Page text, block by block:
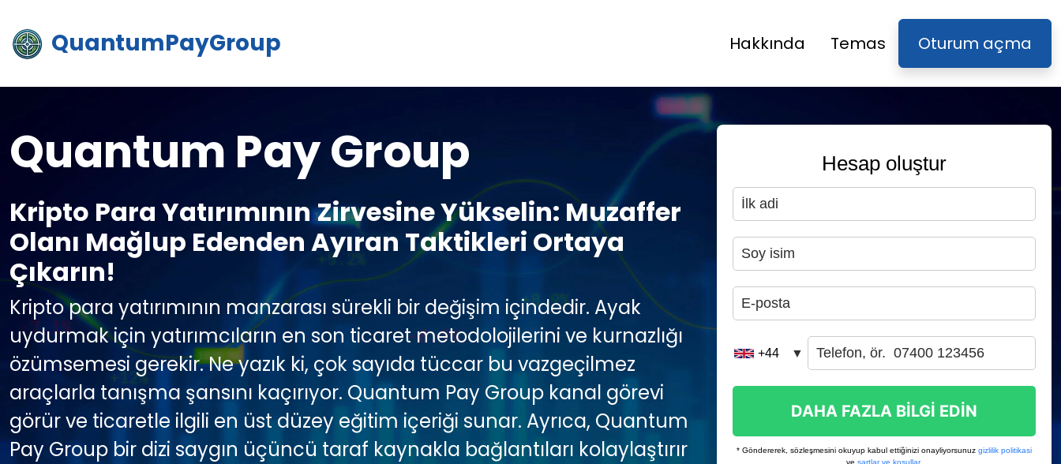
QuantumPayGroup Hakkında Temas Oturum açma
Quantum Pay Group
Kripto Para Yatırımının Zirvesine Yükselin: Muzaffer
Olanı Mağlup Edenden Ayıran Taktikleri Ortaya
Çıkarın!
Kripto para yatırımının manzarası sürekli bir değişim içindedir. Ayak
uydurmak için yatırımcıların en son ticaret metodolojilerini ve kurnazlığı
özümsemesi gerekir. Ne yazık ki, çok sayıda tüccar bu vazgeçilmez
araçlarla tanışma şansını kaçırıyor. Quantum Pay Group kanal görevi
görür ve ticaretle ilgili en üst düzey eğitim içeriği sunar. Ayrıca, Quantum
Pay Group bir dizi saygın üçüncü taraf kaynakla bağlantıları kolaylaştırır